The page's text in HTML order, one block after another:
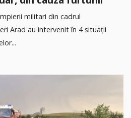
militari din cadrul
Arad au intervenit în 4 situații